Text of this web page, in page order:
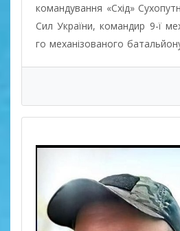
командування «Схід»
Сил України, командир 9-ї
го механізованого